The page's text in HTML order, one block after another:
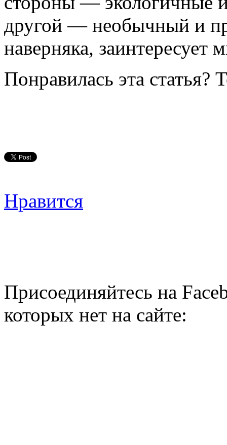
другой — необычный и
наверняка, заинтересует
Понравилась эта статья?
Нравится
Присоединяйтесь на
которых нет на сайте: